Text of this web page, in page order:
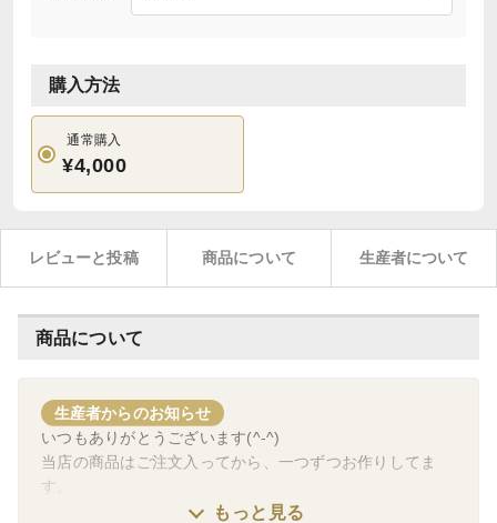
購入方法
通常購入
¥4,000
レビューと投稿 商品について 生産者について
商品について
生産者からのお知らせ
いつもありがとうございます(^-^)
当店の商品はご注文入ってから、一つずつお作りしてま
す。
商品によっては天然真鯛のみ使用しますので、
もっと見る